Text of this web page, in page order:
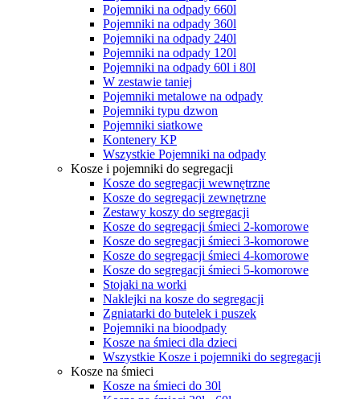
Pojemniki na odpady 660l
Pojemniki na odpady 360l
Pojemniki na odpady 240l
Pojemniki na odpady 120l
Pojemniki na odpady 60l i 80l
W zestawie taniej
Pojemniki metalowe na odpady
Pojemniki typu dzwon
Pojemniki siatkowe
Kontenery KP
Wszystkie Pojemniki na odpady
Kosze i pojemniki do segregacji
Kosze do segregacji wewnętrzne
Kosze do segregacji zewnętrzne
Zestawy koszy do segregacji
Kosze do segregacji śmieci 2-komorowe
Kosze do segregacji śmieci 3-komorowe
Kosze do segregacji śmieci 4-komorowe
Kosze do segregacji śmieci 5-komorowe
Stojaki na worki
Naklejki na kosze do segregacji
Zgniatarki do butelek i puszek
Pojemniki na bioodpady
Kosze na śmieci dla dzieci
Wszystkie Kosze i pojemniki do segregacji
Kosze na śmieci
Kosze na śmieci do 30l